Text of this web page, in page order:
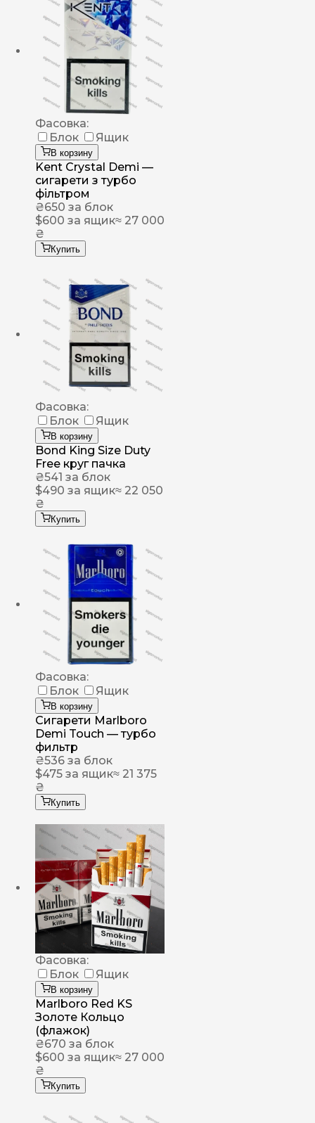
Фасовка:
Блок
Ящик
В корзину
Kent Crystal Demi —
сигарети з турбо
фільтром
₴650 за блок
$600 за ящик≈ 27 000
₴
Купить
Фасовка:
Блок
Ящик
В корзину
Bond King Size Duty
Free круг пачка
₴541 за блок
$490 за ящик≈ 22 050
₴
Купить
Фасовка:
Блок
Ящик
В корзину
Сигарети Marlboro
Demi Touch — турбо
фильтр
₴536 за блок
$475 за ящик≈ 21 375
₴
Купить
Фасовка:
Блок
Ящик
В корзину
Marlboro Red KS
Золоте Кольцо
(флажок)
₴670 за блок
$600 за ящик≈ 27 000
₴
Купить